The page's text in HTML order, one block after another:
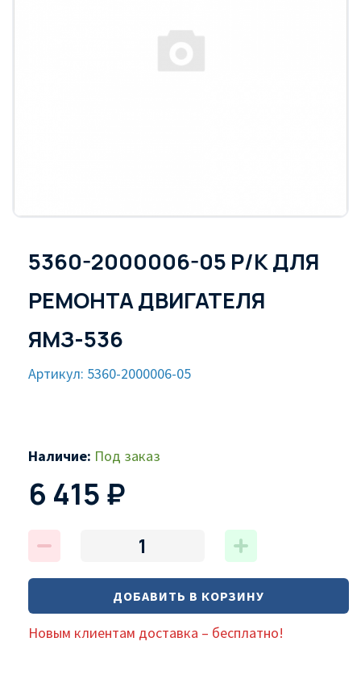
5360-2000006-05 Р/К ДЛЯ
РЕМОНТА ДВИГАТЕЛЯ
ЯМЗ-536
Артикул: 5360-2000006-05
Наличие: Под заказ
6 415 ₽
ДОБАВИТЬ В КОРЗИНУ
Новым клиентам доставка – бесплатно!